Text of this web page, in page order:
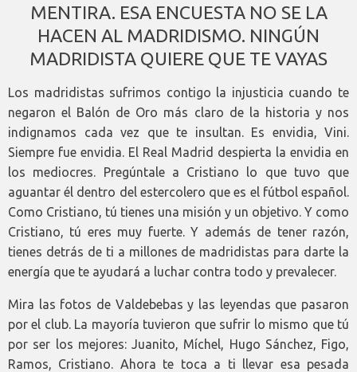
MENTIRA. ESA ENCUESTA NO SE LA
HACEN AL MADRIDISMO. NINGÚN
MADRIDISTA QUIERE QUE TE VAYAS
Los madridistas sufrimos contigo la injusticia cuando te
negaron el Balón de Oro más claro de la historia y nos
indignamos cada vez que te insultan. Es envidia, Vini.
Siempre fue envidia. El Real Madrid despierta la envidia en
los mediocres. Pregúntale a Cristiano lo que tuvo que
aguantar él dentro del estercolero que es el fútbol español.
Como Cristiano, tú tienes una misión y un objetivo. Y como
Cristiano, tú eres muy fuerte. Y además de tener razón,
tienes detrás de ti a millones de madridistas para darte la
energía que te ayudará a luchar contra todo y prevalecer.
Mira las fotos de Valdebebas y las leyendas que pasaron
por el club. La mayoría tuvieron que sufrir lo mismo que tú
por ser los mejores: Juanito, Míchel, Hugo Sánchez, Figo,
Ramos, Cristiano. Ahora te toca a ti llevar esa pesada